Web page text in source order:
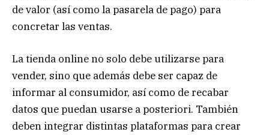
de valor (así como la pasarela de pago) para
concretar las ventas.
La tienda online no solo debe utilizarse para
vender, sino que además debe ser capaz de
informar al consumidor, así como de recabar
datos que puedan usarse a posteriori. También
deben integrar distintas plataformas para crear